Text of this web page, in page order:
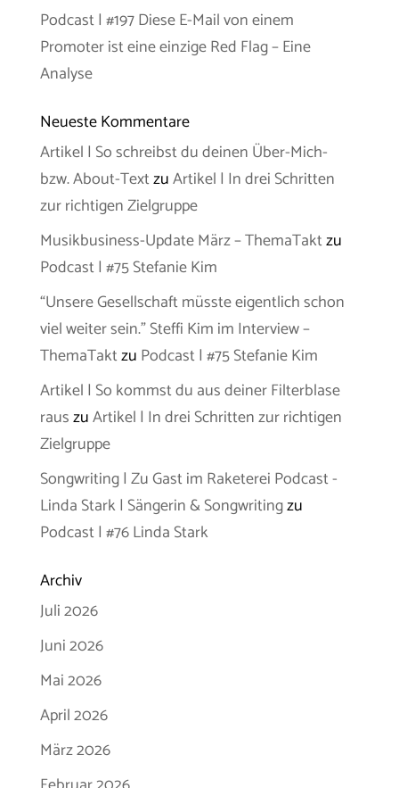
Podcast | #197 Diese E-Mail von einem
Promoter ist eine einzige Red Flag – Eine
Analyse
Neueste Kommentare
Artikel | So schreibst du deinen Über-Mich-
bzw. About-TextzuArtikel | In drei Schritten
zur richtigen Zielgruppe
Musikbusiness-Update März – ThemaTaktzu
Podcast | #75 Stefanie Kim
“Unsere Gesellschaft müsste eigentlich schon
viel weiter sein.” Steffi Kim im Interview –
ThemaTaktzu Podcast | #75 Stefanie Kim
Artikel | So kommst du aus deiner Filterblase
rauszuArtikel | In drei Schritten zur richtigen
Zielgruppe
Songwriting | Zu Gast im Raketerei Podcast -
Linda Stark | Sängerin & Songwritingzu
Podcast | #76 Linda Stark
Archiv
Juli 2026
Juni 2026
Mai 2026
April 2026
März 2026